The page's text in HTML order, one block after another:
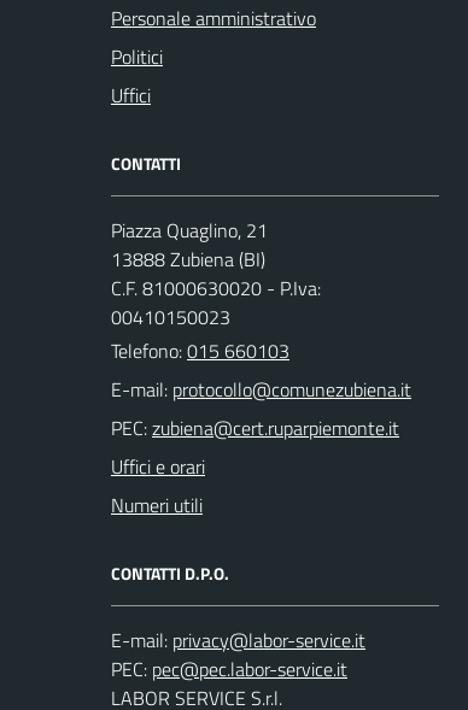
Personale amministrativo
Politici
Uffici
CONTATTI
Piazza Quaglino, 21
13888 Zubiena (BI)
C.F. 81000630020 - P.Iva:
00410150023
Telefono:015 660103
E-mail:
PEC:
Uffici e orari
Numeri utili
CONTATTI D.P.O.
E-mail:
PEC:
LABOR SERVICE S.r.l.